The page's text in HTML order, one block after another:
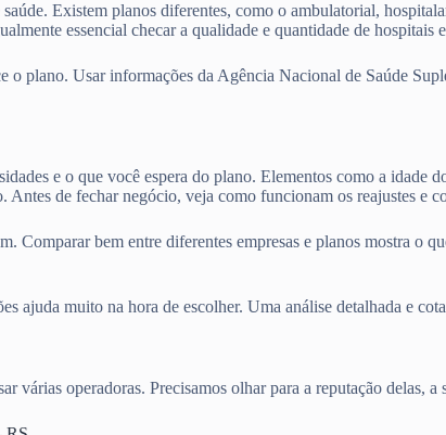
Existem planos diferentes, como o ambulatorial,
essencial checar a qualidade e quantidade de
o plano. Usar informações da Agência Nacional de Saúde
e o que você espera do plano. Elementos como a
de fechar negócio, veja como funcionam os reajustes e
Comparar bem entre diferentes empresas e planos mostra o
ajuda muito na hora de escolher. Uma análise detalhada e
várias operadoras. Precisamos olhar para a reputação delas,